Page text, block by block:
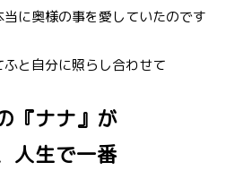
に奥様の事を愛していたのです
と自分に照らし合わせて
『ナナ』が
人生で一番